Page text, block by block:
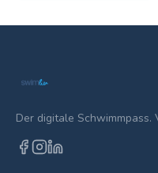
Der digitale Schwimmpass.